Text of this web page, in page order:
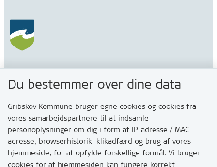
3200 Helsinge
Kontakt
Skriv til os via Digital Post
Har du brug for at komme i kontakt med os? Se her
Du bestemmer over dine data
Gribskov Kommune bruger egne cookies og cookies fra
vores samarbejdspartnere til at indsamle
personoplysninger om dig i form af IP-adresse / MAC-
adresse, browserhistorik, klikadfærd og brug af vores
hjemmeside, for at opfylde forskellige formål. Vi bruger
cookies for at hjemmesiden kan fungere korrekt